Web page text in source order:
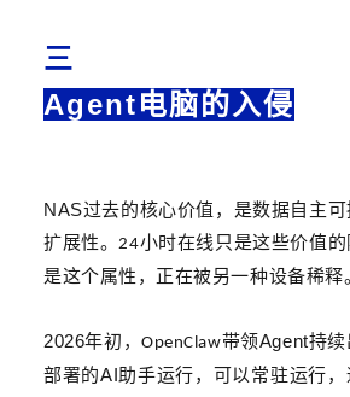
三
Agent电脑的入侵
NAS过去的核心价值，是数据自主
扩展性。24小时在线只是这些价值
是这个属性，正在被另一种设备稀释
2026年初，OpenClaw带领Agent持
部署的AI助手运行，可以常驻运行